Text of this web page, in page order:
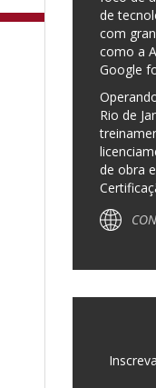
de
com
como a
Google
Rio de
de obra